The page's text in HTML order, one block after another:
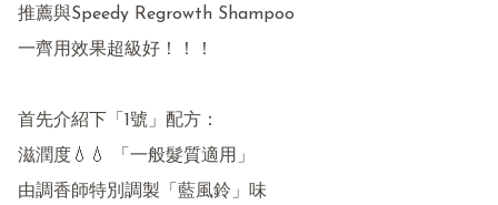
推薦與Speedy Regrowth Shampoo
一齊用效果超級好！！！
首先介紹下「1號」配方：
滋潤度💧💧 「一般髮質適用」
由調香師特別調製「藍風鈴」味